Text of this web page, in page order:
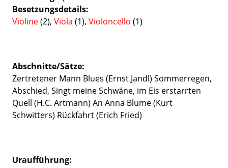
Besetzungsdetails
Violine(2), Viola (1), Violoncello (1)
Abschnitte/Sätze:
Zertretener Mann Blues (Ernst Jandl) Sommerregen,
Abschied, Singt meine Schwäne, im Eis erstarrten
Quell (H.C. Artmann) An Anna Blume (Kurt
Schwitters) Rückfahrt (Erich Fried)
Uraufführung: